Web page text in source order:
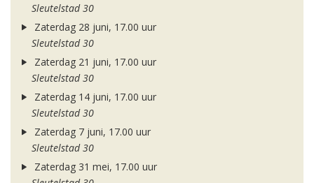
Sleutelstad 30
Zaterdag 28 juni, 17.00 uur
Sleutelstad 30
Zaterdag 21 juni, 17.00 uur
Sleutelstad 30
Zaterdag 14 juni, 17.00 uur
Sleutelstad 30
Zaterdag 7 juni, 17.00 uur
Sleutelstad 30
Zaterdag 31 mei, 17.00 uur